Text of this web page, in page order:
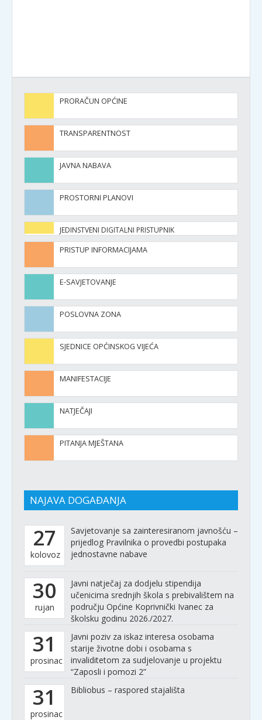
PRORAČUN OPĆINE
TRANSPARENTNOST
JAVNA NABAVA
PROSTORNI PLANOVI
JEDINSTVENI DIGITALNI PRISTUPNIK
PRISTUP INFORMACIJAMA
E-SAVJETOVANJE
POSLOVNA ZONA
SJEDNICE OPĆINSKOG VIJEĆA
MANIFESTACIJE
NATJEČAJI
PITANJA MJEŠTANA
NAJAVA DOGAĐANJA
27
kolovoz
Savjetovanje sa zainteresiranom javnošću –
prijedlog Pravilnika o provedbi postupaka
jednostavne nabave
30
rujan
Javni natječaj za dodjelu stipendija
učenicima srednjih škola s prebivalištem na
području Općine Koprivnički Ivanec za
školsku godinu 2026./2027.
31
prosinac
Javni poziv za iskaz interesa osobama
starije životne dobi i osobama s
invaliditetom za sudjelovanje u projektu
“Zaposli i pomozi 2”
31
prosinac
Bibliobus – raspored stajališta